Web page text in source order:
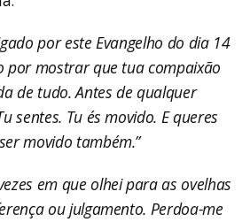
por este Evangelho do dia 14
por mostrar que tua compaixão
de tudo. Antes de qualquer
sentes. Tu és movido. E queres
movido também.”
em que olhei para as ovelhas
ou julgamento. Perdoa-me